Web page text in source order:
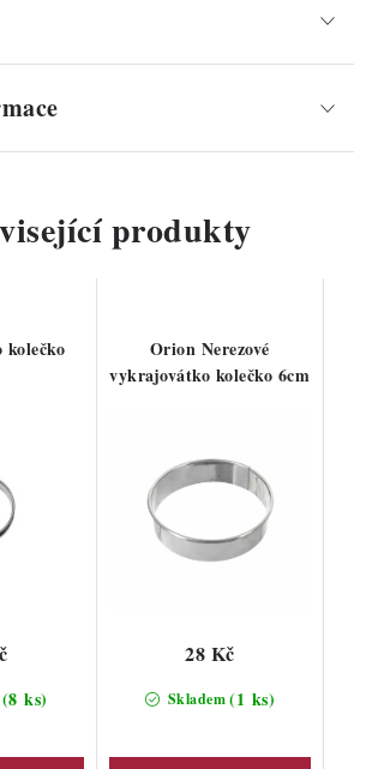
produkty
(8 ks)
Orion Nerezové
vykrajovátko kolečko 6cm
Skladem(1 ks)
28 Kč